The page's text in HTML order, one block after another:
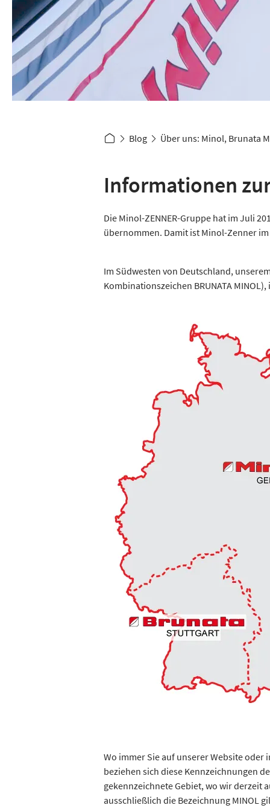
Blog Über uns: Minol, Brunata
Informationen
Die Minol-ZENNER-Gruppe hat im Juli
übernommen. Damit ist Minol-Zenner
Im Südwesten von Deutschland,
Kombinationszeichen BRUNATA
Wo immer Sie auf unserer Website oder
beziehen sich diese Kennzeichnungen
gekennzeichnete Gebiet, wo wir derzeit
ausschließlich die Bezeichnung MINOL